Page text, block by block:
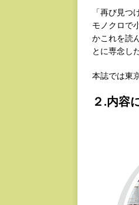
「再び見
モノクロで
かこれを読
とに専念し
本誌では東
２.内容